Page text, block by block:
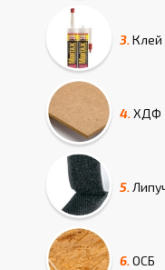
3. Клей
4. ХДФ
5.
6. ОСБ